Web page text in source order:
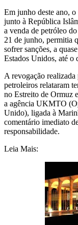
Em junho deste ano,
junto à República
a venda de petróleo
21 de junho, permitia
sofrer sanções, a
Estados Unidos, até o
A revogação
petroleiros relataram
no Estreito de Ormuz
a agência UKMTO
Unido), ligada à
comentário imediato
responsabilidade.
Leia Mais: